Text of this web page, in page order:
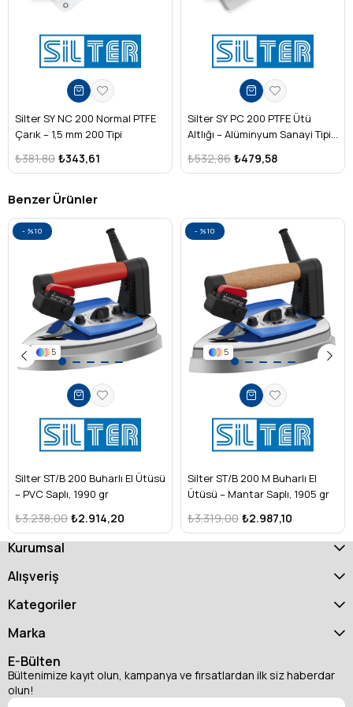
Dayanıklı yapı sayesinde uzun ömürlü kullanım
Kullanım Alanları
Konfeksiyon atölyeleri, terziler, prova ve vitrin düzenleme
işleri, mağazalar ve ev kullanıcıları için ideal çözüm.
Silter SY NC 200 Normal PTFE
Çarık – 1,5 mm 200 Tipi
₺343,61
₺381,80
Silter SY PC 200 PTFE Ütü
Altlığı – Alüminyum Sanayi Tipi
₺479,58
₺532,86
Benzer Ürünler
5
Silter ST/B 200 Buharlı El Ütüsü
– PVC Saplı, 1990 gr
₺2.914,20
₺3.238,00
%10
5
Silter ST/B 200 M Buharlı El
Ütüsü – Mantar Saplı, 1905 gr
₺2.987,10
₺3.319,00
%10
Kurumsal
Alışveriş
Kategoriler
Marka
E-Bülten
Bültenimize kayıt olun, kampanya ve fırsatlardan ilk siz haberdar
olun!